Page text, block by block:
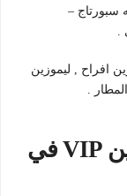
سبورتاج –
.
افراح , ليموزين
.
ايجار مرسيدس فيانو ليموزين VIP في